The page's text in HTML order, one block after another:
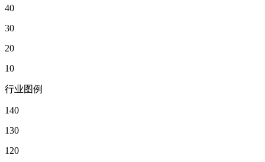
40
30
20
10
行业图例
140
130
120